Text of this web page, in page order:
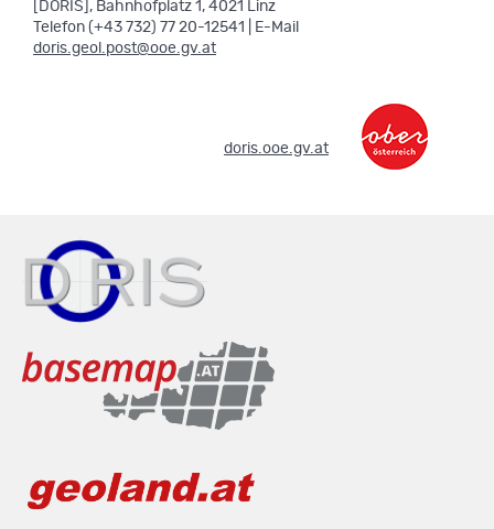
[DORIS], Bahnhofplatz 1, 4021 Linz
Telefon (+43 732) 77 20-12541 | E-Mail
doris.geol.post@ooe.gv.at
doris.ooe.gv.at.